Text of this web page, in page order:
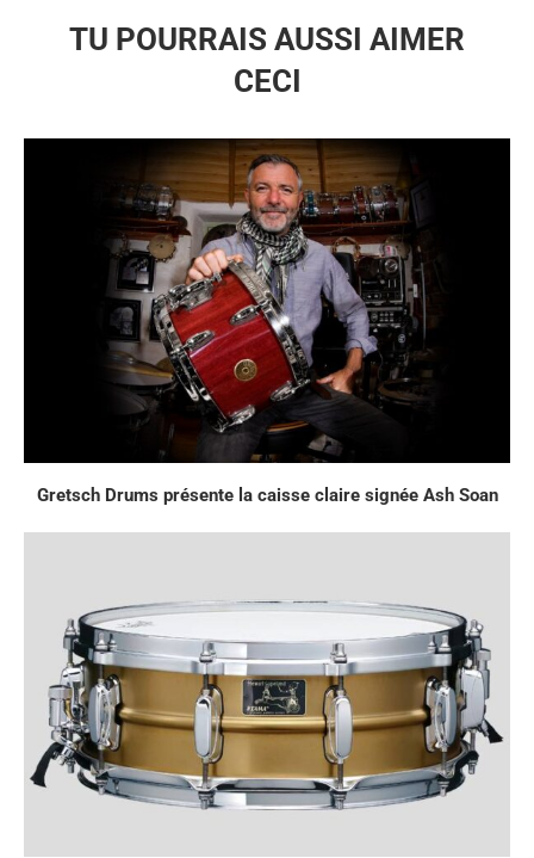
TU POURRAIS AUSSI AIMER
CECI
Gretsch Drums présente la caisse claire signée Ash Soan